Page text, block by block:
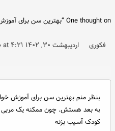
One thought on “ بهترین سن برای
فکوری اردیبهشت ۳۰, ۱۴۰۲ at ۴:۲۱ ب٫ظ
به بعد هستش. چون ممکنه یک مربی
کودک آسیب بزنه